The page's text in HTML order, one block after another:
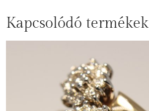
Kapcsolódó termékek